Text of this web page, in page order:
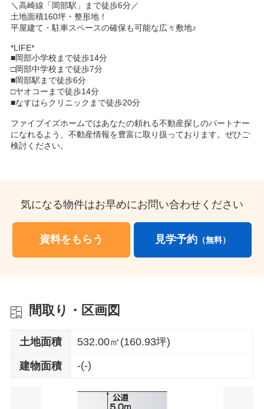
＼高崎線「岡部駅」まで徒歩6分／
土地面積160坪・整形地！
平屋建て・駐車スペースの確保も可能な広々敷地♪
*LIFE*
■岡部小学校まで徒歩14分
□岡部中学校まで徒歩7分
■岡部駅まで徒歩6分
□ヤオコーまで徒歩14分
■なすはらクリニックまで徒歩20分
ファイブイズホームではあなたの頼れる不動産探しのパートナー
になれるよう、不動産情報を豊富に取り扱っております。ぜひご
検討ください。
気になる物件はお早めにお問い合わせください
資料をもらう 見学予約 （無料）
間取り・区画図
土地面積 532.00㎡(160.93坪)
建物面積 -(-)